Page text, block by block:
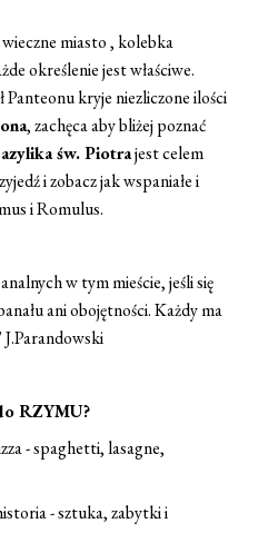
miasto , kolebka
określenie jest właściwe.
kryje niezliczone ilości
, zachęca aby bliżej poznać
św. Piotrajest celem
i zobacz jak wspaniałe i
i Romulus.
w tym mieście, jeśli się
ani obojętności. Każdy ma
J.Parandowski
RZYMU?
- spaghetti, lasagne,
- sztuka, zabytki i